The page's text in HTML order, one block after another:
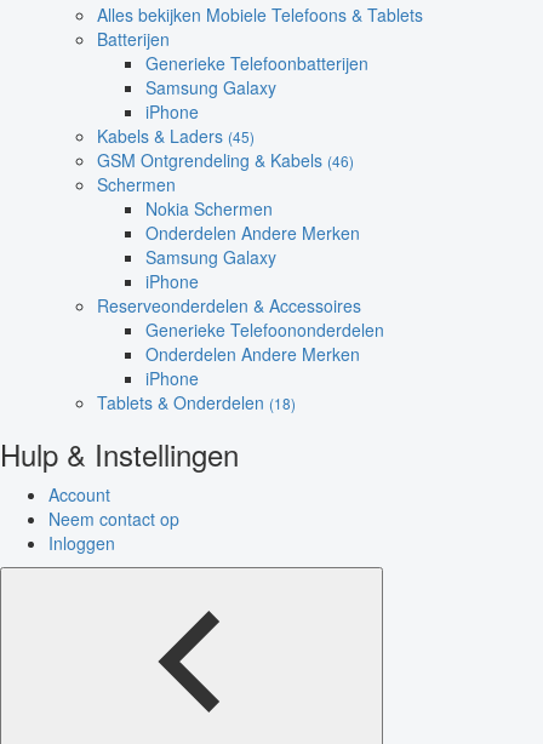
Alles bekijken Mobiele Telefoons & Tablets
Batterijen
Generieke Telefoonbatterijen
Samsung Galaxy
iPhone
Kabels & Laders (45)
GSM Ontgrendeling & Kabels (46)
Schermen
Nokia Schermen
Onderdelen Andere Merken
Samsung Galaxy
iPhone
Reserveonderdelen & Accessoires
Generieke Telefoononderdelen
Onderdelen Andere Merken
iPhone
Tablets & Onderdelen (18)
Hulp & Instellingen
Account
Neem contact op
Inloggen